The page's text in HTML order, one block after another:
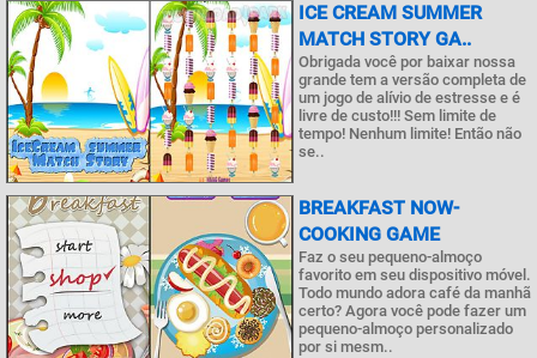
ICE CREAM SUMMER
MATCH STORY GA..
Obrigada você por baixar nossa
grande tem a versão completa de
um jogo de alívio de estresse e é
livre de custo!!! Sem limite de
tempo! Nenhum limite! Então não
se..
BREAKFAST NOW-
COOKING GAME
Faz o seu pequeno-almoço
favorito em seu dispositivo móvel.
Todo mundo adora café da manhã
certo? Agora você pode fazer um
pequeno-almoço personalizado
por si mesm..